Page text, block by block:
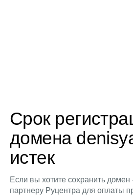
Срок
домена
истек
Если вы хотите сохранить
партнеру Руцентра для оплаты